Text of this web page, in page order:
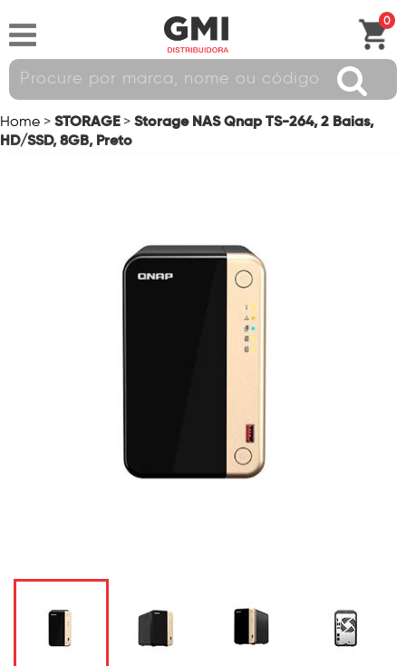
0
Home > STORAGE > Storage NAS Qnap TS-264, 2 Baias,
HD/SSD, 8GB, Preto